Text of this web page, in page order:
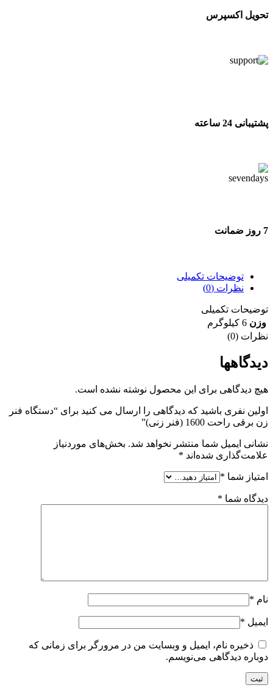
تحویل اکسپرس
پشتیبانی 24 ساعته
7 روز ضمانت
توضیحات تکمیلی
نظرات (0)
توضیحات تکمیلی
وزن 6 کیلوگرم
نظرات (0)
دیدگاهها
هیچ دیدگاهی برای این محصول نوشته نشده است.
اولین نفری باشید که دیدگاهی را ارسال می کنید برای “دستگاه فنر
زن برقی راحت 1600 (فنر زنی)”
نشانی ایمیل شما منتشر نخواهد شد. بخش‌های موردنیاز
علامت‌گذاری شده‌اند *
امتیاز شما *
دیدگاه شما *
نام *
ایمیل *
ذخیره نام، ایمیل و وبسایت من در مرورگر برای زمانی که
دوباره دیدگاهی می‌نویسم.